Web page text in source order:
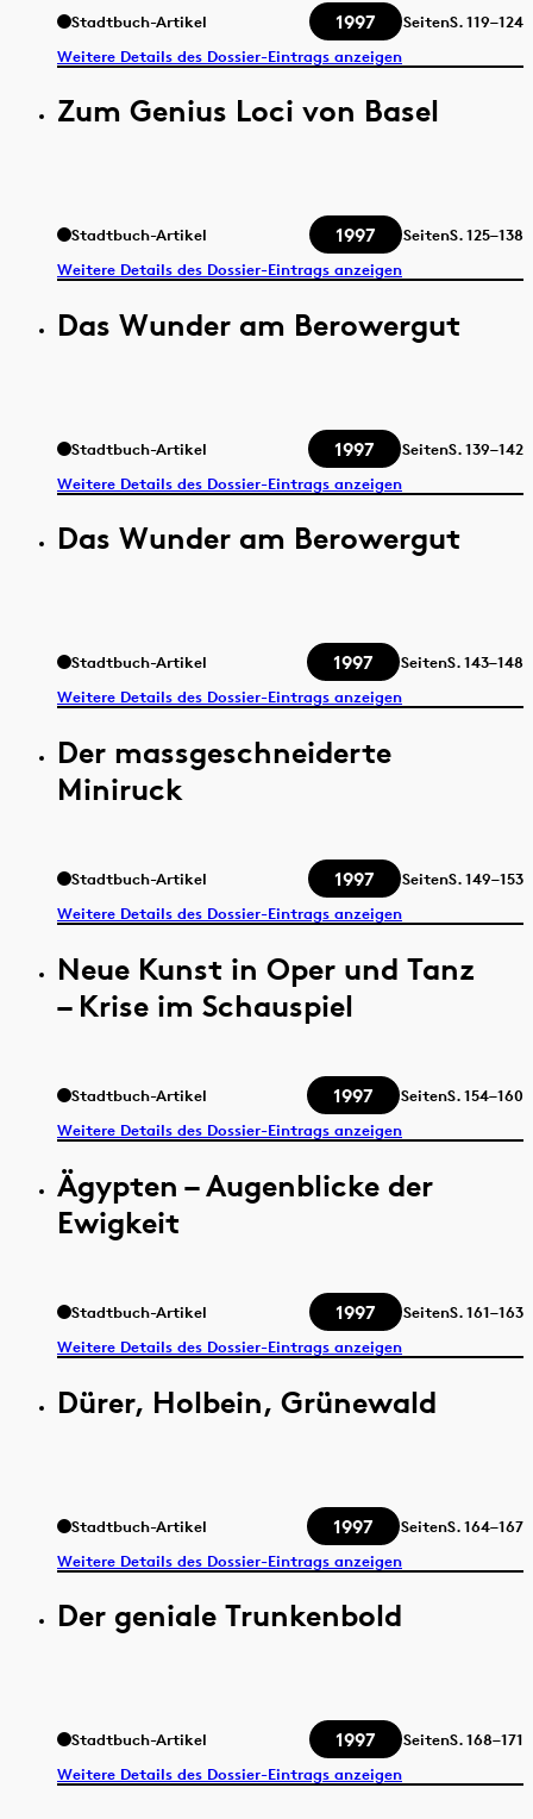
Stadtbuch-Artikel 1997 SeitenS.119–124
Weitere Details des Dossier-Eintrags anzeigen
Zum Genius Loci von Basel
Stadtbuch-Artikel 1997 SeitenS.125–138
Weitere Details des Dossier-Eintrags anzeigen
Das Wunder am Berowergut
Stadtbuch-Artikel 1997 SeitenS.139–142
Weitere Details des Dossier-Eintrags anzeigen
Das Wunder am Berowergut
Stadtbuch-Artikel 1997 SeitenS.143–148
Weitere Details des Dossier-Eintrags anzeigen
Der massgeschneiderte
Miniruck
Stadtbuch-Artikel 1997 SeitenS.149–153
Weitere Details des Dossier-Eintrags anzeigen
Neue Kunst in Oper und Tanz
– Krise im Schauspiel
Stadtbuch-Artikel 1997 SeitenS.154–160
Weitere Details des Dossier-Eintrags anzeigen
Ägypten – Augenblicke der
Ewigkeit
Stadtbuch-Artikel 1997 SeitenS.161–163
Weitere Details des Dossier-Eintrags anzeigen
Dürer, Holbein, Grünewald
Stadtbuch-Artikel 1997 SeitenS.164–167
Weitere Details des Dossier-Eintrags anzeigen
Der geniale Trunkenbold
Stadtbuch-Artikel 1997 SeitenS.168–171
Weitere Details des Dossier-Eintrags anzeigen